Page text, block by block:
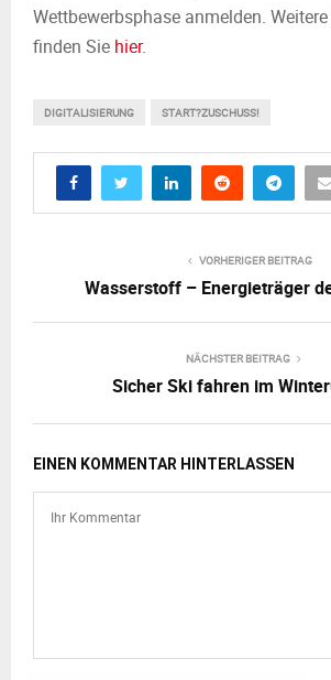
Wettbewerbsphase anmelden.
finden Sie hier.
DIGITALISIERUNG START?ZUSCHUSS!
VORHERIGER BEITRAG
Wasserstoff – Energieträger
NÄCHSTER BEITRAG
Sicher Ski fahren im
EINEN KOMMENTAR HINTERLASSEN